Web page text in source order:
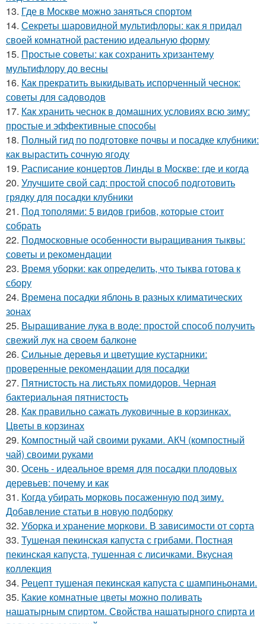
13. Где в Москве можно заняться спортом
14. Секреты шаровидной мультифлоры: как я придал
своей комнатной растению идеальную форму
15. Простые советы: как сохранить хризантему
мультифлору до весны
16. Как прекратить выкидывать испорченный чеснок:
советы для садоводов
17. Как хранить чеснок в домашних условиях всю зиму:
простые и эффективные способы
18. Полный гид по подготовке почвы и посадке клубники:
как вырастить сочную ягоду
19. Расписание концертов Линды в Москве: где и когда
20. Улучшите свой сад: простой способ подготовить
грядку для посадки клубники
21. Под тополями: 5 видов грибов, которые стоит
собрать
22. Подмосковные особенности выращивания тыквы:
советы и рекомендации
23. Время уборки: как определить, что тыква готова к
сбору
24. Времена посадки яблонь в разных климатических
зонах
25. Выращивание лука в воде: простой способ получить
свежий лук на своем балконе
26. Сильные деревья и цветущие кустарники:
проверенные рекомендации для посадки
27. Пятнистость на листьях помидоров. Черная
бактериальная пятнистость
28. Как правильно сажать луковичные в корзинках.
Цветы в корзинах
29. Компостный чай своими руками. АКЧ (компостный
чай) своими руками
30. Осень - идеальное время для посадки плодовых
деревьев: почему и как
31. Когда убирать морковь посаженную под зиму.
Добавление статьи в новую подборку
32. Уборка и хранение моркови. В зависимости от сорта
33. Тушеная пекинская капуста с грибами. Постная
пекинская капуста, тушенная с лисичками. Вкусная
коллекция
34. Рецепт тушеная пекинская капуста с шампиньонами.
35. Какие комнатные цветы можно поливать
нашатырным спиртом. Свойства нашатырного спирта и